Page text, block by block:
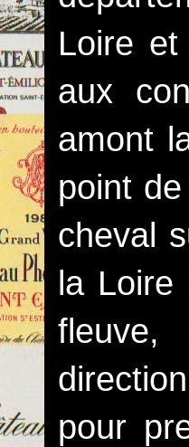
Loire
aux
amont
point
cheval
la
fleuve,
pour